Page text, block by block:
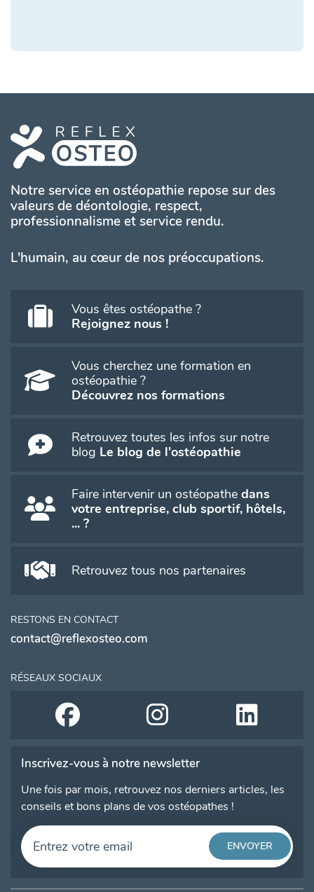
Notre service en ostéopathie repose sur des
valeurs de déontologie, respect,
professionnalisme et service rendu.
L'humain, au cœur de nos préoccupations.
Vous êtes ostéopathe ?
Rejoignez nous !
Vous cherchez une formation en
ostéopathie ?
Découvrez nos formations
Retrouvez toutes les infos sur notre
blog Le blog de l'ostéopathie
Faire intervenir un ostéopathe dans
votre entreprise, club sportif, hôtels,
... ?
Retrouvez tous nos partenaires
RESTONS EN CONTACT
contact@reflexosteo.com
RÉSEAUX SOCIAUX
Inscrivez-vous à notre newsletter
Une fois par mois, retrouvez nos derniers articles, les
conseils et bons plans de vos ostéopathes !